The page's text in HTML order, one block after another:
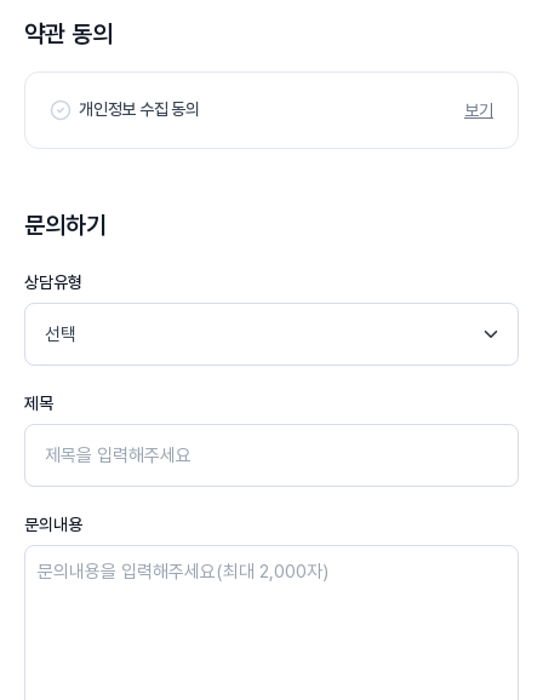
약관 동의
개인정보 수집 동의 보기
문의하기
상담유형
제목
문의내용